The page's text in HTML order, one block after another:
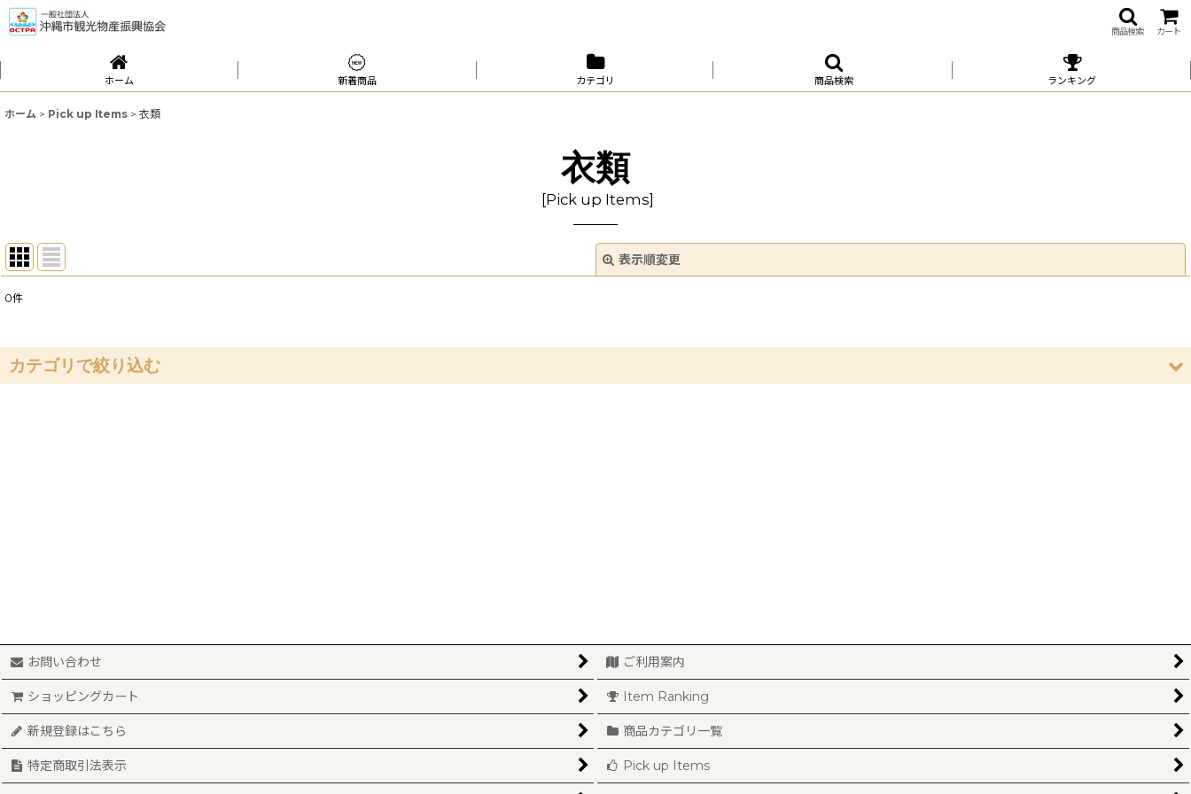
商品検索 カート
ホーム 新着商品 カテゴリ 商品検索 ランキング
ホーム > Pick up Items > 衣類
衣類
[Pick up Items]
表示順変更
表示数:
0件
カテゴリで絞り込む
お問い合わせ ご利用案内
ショッピングカート Item Ranking
新規登録はこちら 商品カテゴリ一覧
特定商取引法表示 Pick up Items